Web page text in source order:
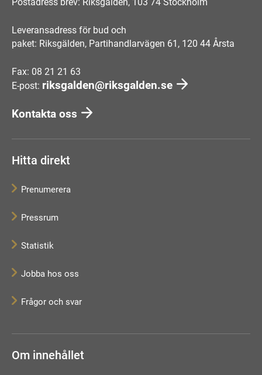
Leveransadress för bud och
paket: Riksgälden, Partihandlarvägen 61, 120 44 Årsta
Fax: 08 21 21 63
E-post: riksgalden@riksgalden.se
Kontakta oss
Hitta direkt
Prenumerera
Pressrum
Statistik
Jobba hos oss
Frågor och svar
Om innehållet